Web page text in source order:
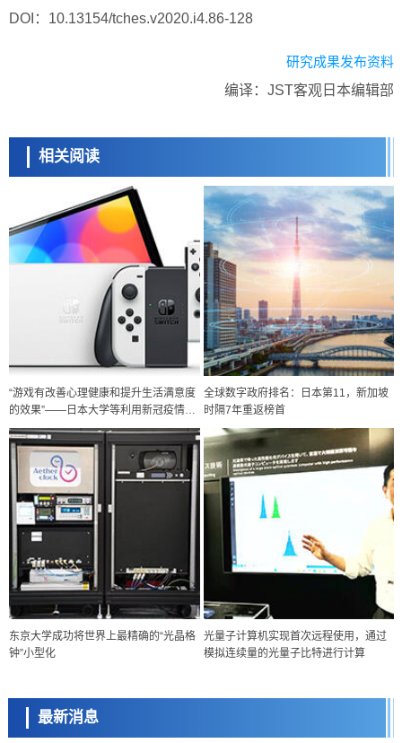
DOI：10.13154/tches.v2020.i4.86-128
研究成果发布资料
编译：JST客观日本编辑部
相关阅读
“游戏有改善心理健康和提升生活满意度
的效果”——日本大学等利用新冠疫情开
展研究
全球数字政府排名：日本第11，新加坡
时隔7年重返榜首
东京大学成功将世界上最精确的“光晶格
钟”小型化
光量子计算机实现首次远程使用，通过
模拟连续量的光量子比特进行计算
最新消息
科学研究
庆应义塾大学阐明脑内“游击手”小胶质细胞包裹保护受损神经细胞的机
制，有望用于开发阿尔茨海默病等疾病疗法
经济・社会
【AI法下篇】如何应对AI的不可控性——中央大学平野晋教授专访